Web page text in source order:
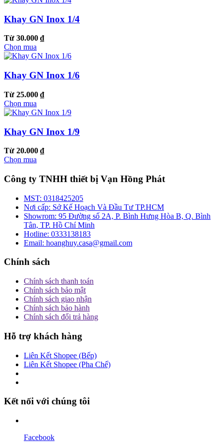
Khay GN Inox 1/4
Từ 30.000 ₫
Chọn mua
Khay GN Inox 1/6
Từ 25.000 ₫
Chọn mua
Khay GN Inox 1/9
Từ 20.000 ₫
Chọn mua
Công ty TNHH thiết bị Vạn Hồng Phát
MST: 0318425205
Nơi cấp: Sở Kế Hoạch Và Đầu Tư TP.HCM
Showrom: 95 Đường số 2A, P. Bình Hưng Hòa B, Q. Bình
Tân, TP. Hồ Chí Minh
Hotline: 0333138183
Email: hoanghuy.casa@gmail.com
Chính sách
Chính sách thanh toán
Chính sách bảo mật
Chính sách giao nhận
Chính sách bảo hành
Chính sách đổi trả hàng
Hỗ trợ khách hàng
Liên Kết Shopee (Bếp)
Liên Kết Shopee (Pha Chế)
Kết nối với chúng tôi
Facebook